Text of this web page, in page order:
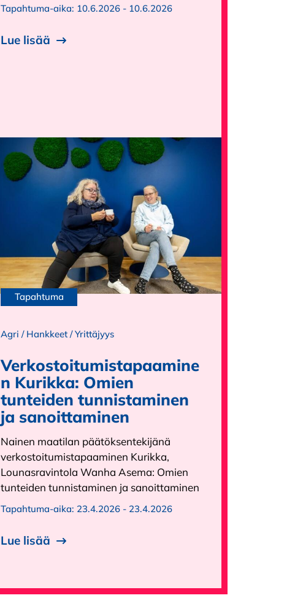
Tapahtuma-aika: 10.6.2026 - 10.6.2026
Lue lisää
Tapahtuma
Agri / Hankkeet /Yrittäjyys
Verkostoitumistapaamine
n Kurikka: Omien
tunteiden tunnistaminen
ja sanoittaminen
Nainen maatilan päätöksentekijänä
verkostoitumistapaaminen Kurikka,
Lounasravintola Wanha Asema: Omien
tunteiden tunnistaminen ja sanoittaminen
Tapahtuma-aika: 23.4.2026 - 23.4.2026
Lue lisää